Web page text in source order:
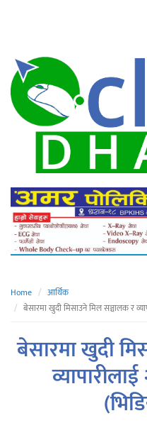
Home
आर्थिक
बेसारमा खुदी मिसाउने मिल सञ्चालक र
बेसारमा खुदी